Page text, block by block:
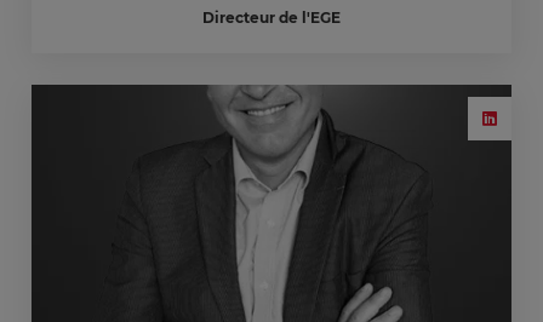
Directeur de l'EGE